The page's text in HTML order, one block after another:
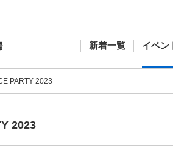
新着一覧 イベン
PARTY 2023
2023